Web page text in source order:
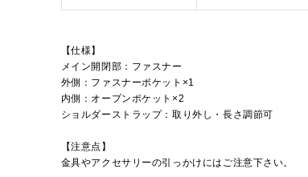
【仕様】
メイン開閉部：ファスナー
外側：ファスナーポケット×1
内側：オープンポケット×2
ショルダーストラップ：取り外し・長さ調節可
【注意点】
金具やアクセサリーの引っかけにはご注意下さい。